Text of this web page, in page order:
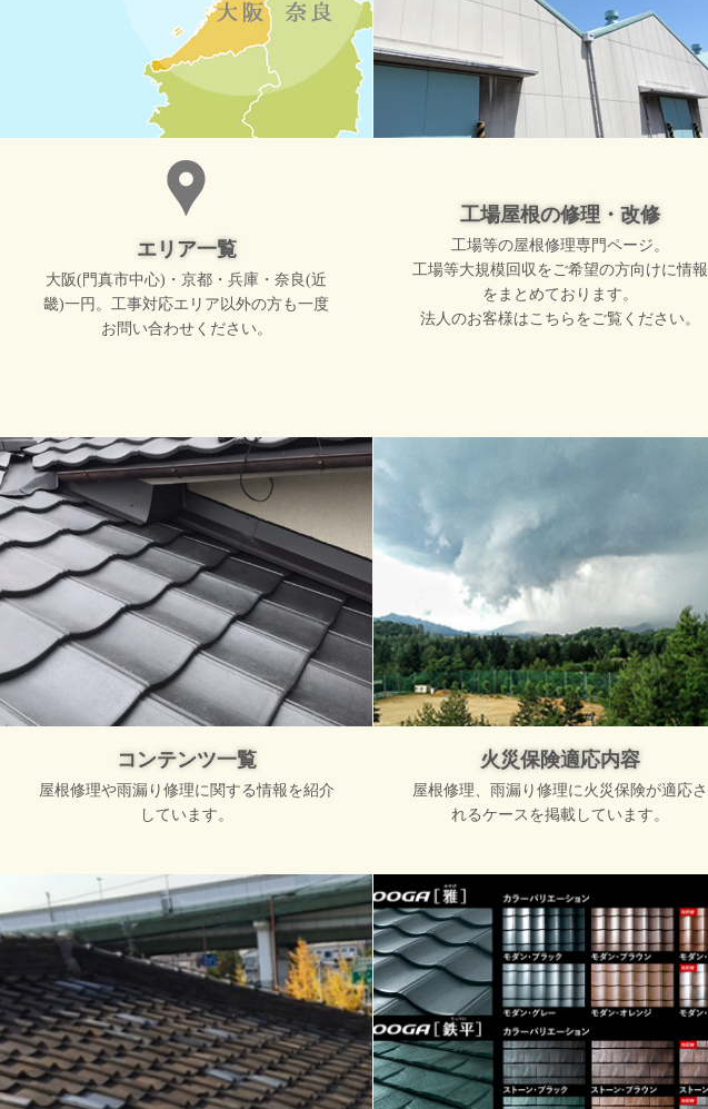
エリア一覧
大阪(門真市中心)・京都・兵庫・奈良(近
畿)一円。工事対応エリア以外の方も一度
お問い合わせください。
工場屋根の修理・改修
工場等の屋根修理専門ページ。
工場等大規模回収をご希望の方向けに情報
をまとめております。
法人のお客様はこちらをご覧ください。
コンテンツ一覧
屋根修理や雨漏り修理に関する情報を紹介
しています。
火災保険適応内容
屋根修理、雨漏り修理に火災保険が適応さ
れるケースを掲載しています。